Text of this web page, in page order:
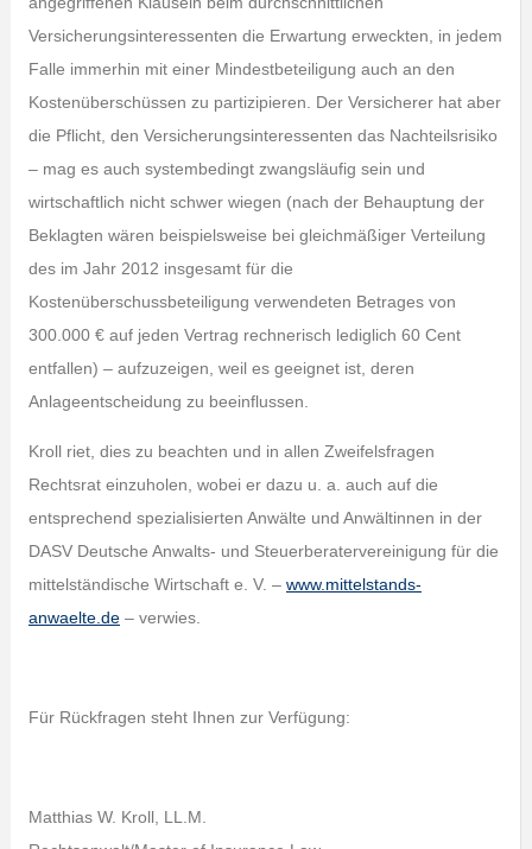
Versicherungsinteressenten die Erwartung erweckten, in jedem
Falle immerhin mit einer Mindestbeteiligung auch an den
Kostenüberschüssen zu partizipieren. Der Versicherer hat aber
die Pflicht, den Versicherungsinteressenten das Nachteilsrisiko
– mag es auch systembedingt zwangsläufig sein und
wirtschaftlich nicht schwer wiegen (nach der Behauptung der
Beklagten wären beispielsweise bei gleichmäßiger Verteilung
des im Jahr 2012 insgesamt für die
Kostenüberschussbeteiligung verwendeten Betrages von
300.000 € auf jeden Vertrag rechnerisch lediglich 60 Cent
entfallen) – aufzuzeigen, weil es geeignet ist, deren
Anlageentscheidung zu beeinflussen.
Kroll riet, dies zu beachten und in allen Zweifelsfragen
Rechtsrat einzuholen, wobei er dazu u. a. auch auf die
entsprechend spezialisierten Anwälte und Anwältinnen in der
DASV Deutsche Anwalts- und Steuerberatervereinigung für die
mittelständische Wirtschaft e. V. – www.mittelstands-
anwaelte.de– verwies.
Für Rückfragen steht Ihnen zur Verfügung:
Matthias W. Kroll, LL.M.